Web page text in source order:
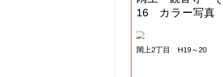
16 カラー写真
閖上2丁目 H19～20